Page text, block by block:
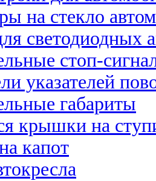
на стекло
светодиодных
стоп-
указателей
габариты
крышки на
капот